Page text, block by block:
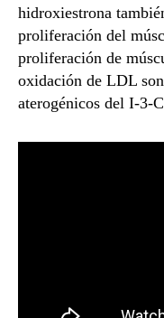
hidroxiestrona
proliferación del
proliferación de
oxidación de LDL
aterogénicos del I-3-